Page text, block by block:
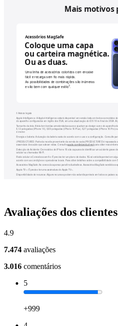
Avaliações dos clientes
4.9
7.474 avaliações
3.016 comentários
5
+999